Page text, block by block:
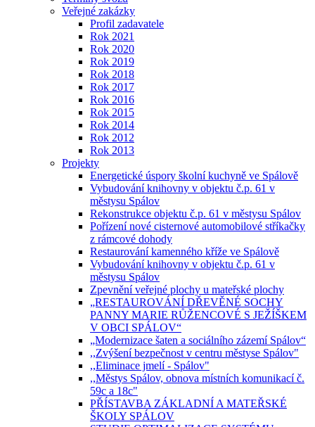
Veřejné zakázky
Profil zadavatele
Rok 2021
Rok 2020
Rok 2019
Rok 2018
Rok 2017
Rok 2016
Rok 2015
Rok 2014
Rok 2012
Rok 2013
Projekty
Energetické úspory školní kuchyně ve Spálově
Vybudování knihovny v objektu č.p. 61 v
městysu Spálov
Rekonstrukce objektu č.p. 61 v městysu Spálov
Pořízení nové cisternové automobilové stříkačky
z rámcové dohody
Restaurování kamenného kříže ve Spálově
Vybudování knihovny v objektu č.p. 61 v
městysu Spálov
Zpevnění veřejné plochy u mateřské plochy
„RESTAUROVÁNÍ DŘEVĚNÉ SOCHY
PANNY MARIE RŮŽENCOVÉ S JEŽÍŠKEM
V OBCI SPÁLOV“
„Modernizace šaten a sociálního zázemí Spálov“
,,Zvýšení bezpečnost v centru městyse Spálov"
,,Eliminace jmelí - Spálov"
,,Městys Spálov, obnova místních komunikací č.
59c a 18c"
PŘÍSTAVBA ZÁKLADNÍ A MATEŘSKÉ
ŠKOLY SPÁLOV